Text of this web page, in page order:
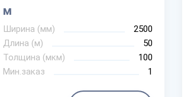
м
Ширина (мм)
2500
Длина (м)
50
Толщина (мкм)
100
Мин.заказ
1